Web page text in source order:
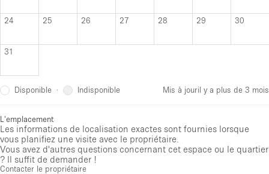
24 25 26 27 28 29 30
31
Disponible · Indisponible Mis à jouril y a plus de 3 mois
L'emplacement
Les informations de localisation exactes sont fournies lorsque
vous planifiez une visite avec le propriétaire.
Vous avez d'autres questions concernant cet espace ou le quartier
? Il suffit de demander !
Contacter le propriétaire